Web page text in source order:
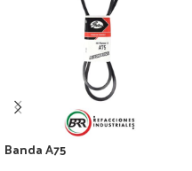
Banda A75